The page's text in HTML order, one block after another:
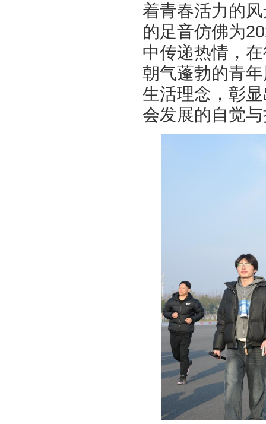
着青春活力的
的足音仿佛为
中传递热情，
朝气蓬勃的青
生活理念，彰
会发展的自觉